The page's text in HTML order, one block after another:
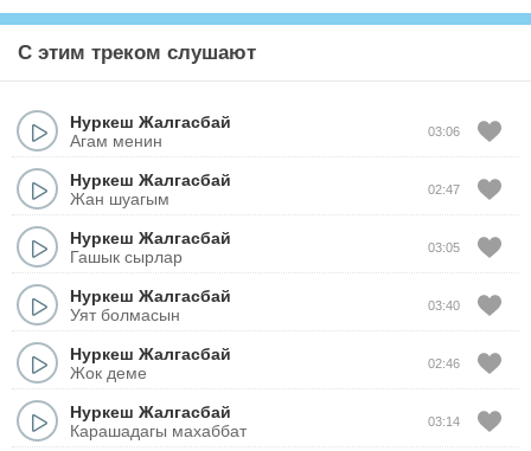
С этим треком слушают
Нуркеш Жалгасбай
Агам менин
03:06
Нуркеш Жалгасбай
Жан шуагым
02:47
Нуркеш Жалгасбай
Гашык сырлар
03:05
Нуркеш Жалгасбай
Уят болмасын
03:40
Нуркеш Жалгасбай
Жок деме
02:46
Нуркеш Жалгасбай
Карашадагы махаббат
03:14